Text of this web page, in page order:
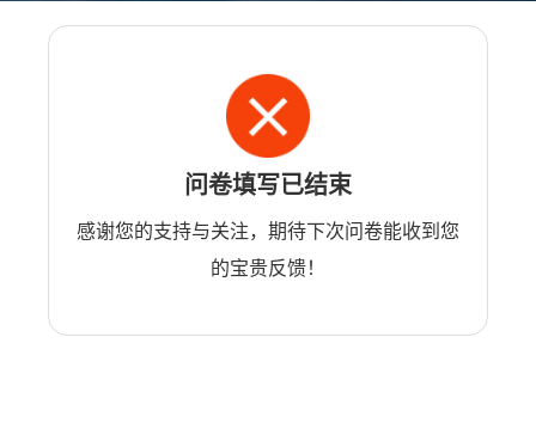
问卷填写已结束
感谢您的支持与关注，期待下次问卷能收到您
的宝贵反馈！